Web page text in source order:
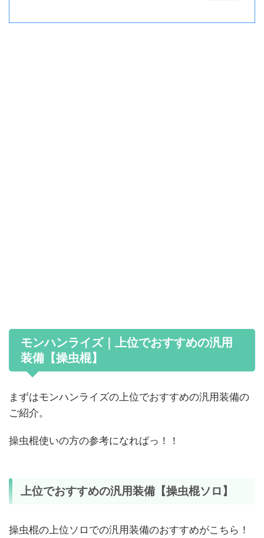
モンハンライズ｜上位でおすすめの汎用
装備【操虫棍】
まずはモンハンライズの上位でおすすめの汎用装備の
ご紹介。
操虫棍使いの方の参考になればっ！！
上位でおすすめの汎用装備【操虫棍ソロ】
操虫棍の上位ソロでの汎用装備のおすすめがこちら！